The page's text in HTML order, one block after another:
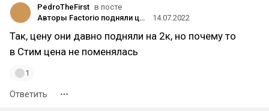
PedroTheFirst в посте
Авторы Factorio подняли цену игры в российском Steam до 10 000 рублей
14.07.2022
Так, цену они давно подняли на 2к, но почему то
в Стим цена не поменялась
1
Ответить